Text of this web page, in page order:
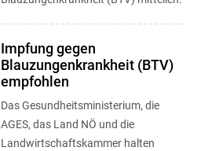
Impfung gegen
Blauzungenkrankheit (BTV)
empfohlen
Das Gesundheitsministerium, die
AGES, das Land NÖ und die
Landwirtschaftskammer halten